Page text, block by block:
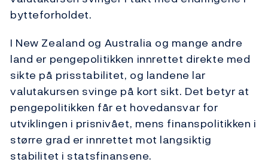
bytteforholdet.
I New Zealand og Australia og mange andre
land er pengepolitikken innrettet direkte med
sikte på prisstabilitet, og landene lar
valutakursen svinge på kort sikt. Det betyr at
pengepolitikken får et hovedansvar for
utviklingen i prisnivået, mens finanspolitikken i
større grad er innrettet mot langsiktig
stabilitet i statsfinansene.